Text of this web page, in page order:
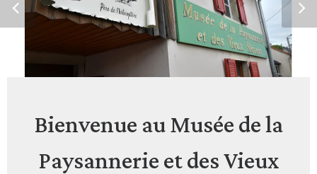
Bienvenue au Musée de la
Paysannerie et des Vieux